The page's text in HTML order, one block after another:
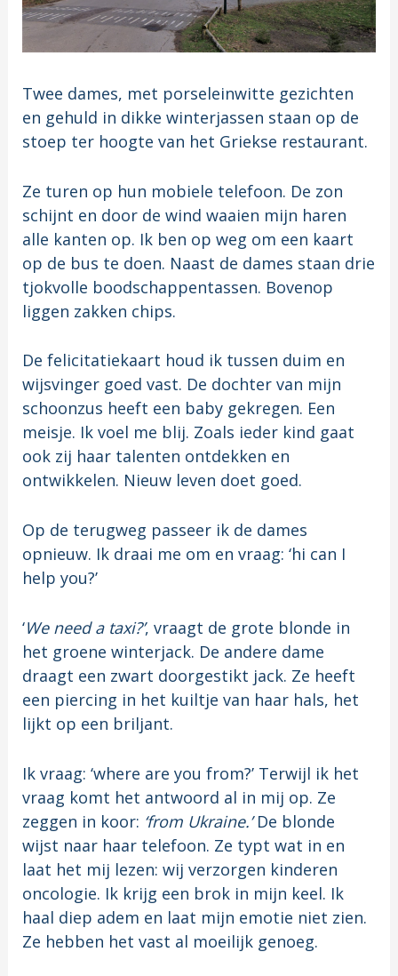
Twee dames, met porseleinwitte gezichten
en gehuld in dikke winterjassen staan op de
stoep ter hoogte van het Griekse restaurant.
Ze turen op hun mobiele telefoon. De zon
schijnt en door de wind waaien mijn haren
alle kanten op. Ik ben op weg om een kaart
op de bus te doen. Naast de dames staan drie
tjokvolle boodschappentassen. Bovenop
liggen zakken chips.
De felicitatiekaart houd ik tussen duim en
wijsvinger goed vast. De dochter van mijn
schoonzus heeft een baby gekregen. Een
meisje. Ik voel me blij. Zoals ieder kind gaat
ook zij haar talenten ontdekken en
ontwikkelen. Nieuw leven doet goed.
Op de terugweg passeer ik de dames
opnieuw. Ik draai me om en vraag: ‘hi can I
help you?’
‘We need a taxi?’, vraagt de grote blonde in
het groene winterjack. De andere dame
draagt een zwart doorgestikt jack. Ze heeft
een piercing in het kuiltje van haar hals, het
lijkt op een briljant.
Ik vraag: ‘where are you from?’ Terwijl ik het
vraag komt het antwoord al in mij op. Ze
zeggen in koor: ‘from Ukraine.’De blonde
wijst naar haar telefoon. Ze typt wat in en
laat het mij lezen: wij verzorgen kinderen
oncologie. Ik krijg een brok in mijn keel. Ik
haal diep adem en laat mijn emotie niet zien.
Ze hebben het vast al moeilijk genoeg.